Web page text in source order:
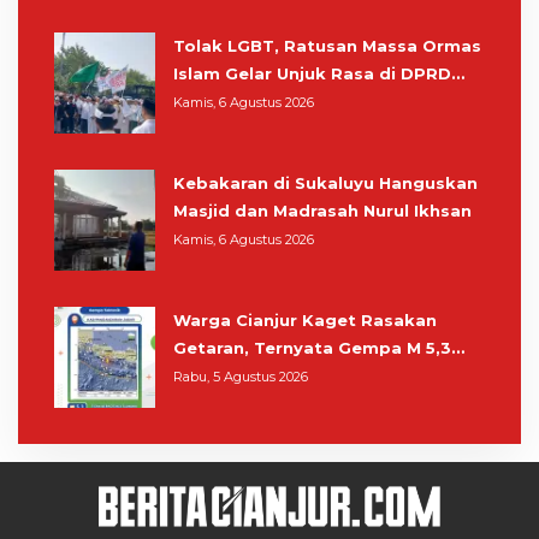
Tolak LGBT, Ratusan Massa Ormas
Islam Gelar Unjuk Rasa di DPRD
Cianjur
Kamis, 6 Agustus 2026
Kebakaran di Sukaluyu Hanguskan
Masjid dan Madrasah Nurul Ikhsan
Kamis, 6 Agustus 2026
Warga Cianjur Kaget Rasakan
Getaran, Ternyata Gempa M 5,3
Berpusat di Pangandaran
Rabu, 5 Agustus 2026